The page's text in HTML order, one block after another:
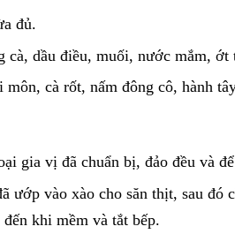
đủ.
cà, dầu điều, muối, nước mắm, ớt
cà rốt, nấm đông cô, hành
gia vị đã chuẩn bị, đảo đều và
ướp vào xào cho săn thịt, sau
khi mềm và tắt bếp.